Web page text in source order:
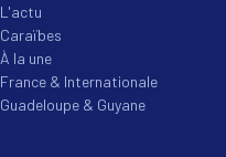
L'actu
Caraïbes
À la une
France & Internationale
Guadeloupe & Guyane